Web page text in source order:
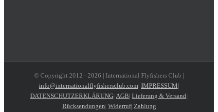
© Copyright 2012 - 2026 | International Flyfishers Club |
info@internationalflyfishersclub.com| IMPRESSUM|
DATENSCHUTZERKLÄRUNG| AGB| Lieferung & Versand|
Rücksendungen| Widerruf| Zahlung